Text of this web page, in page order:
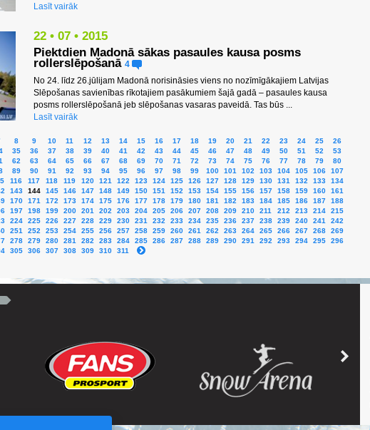
Lasīt vairāk
22 • 07 • 2015
Piektdien Madonā sākas pasaules kausa posms
rollerslēpošanā 4
No 24. līdz 26.jūlijam Madonā norisināsies viens no nozīmīgākajiem Latvijas
Slēpošanas savienības rīkotajiem pasākumiem šajā gadā – pasaules kausa
posms rollerslēpošanā jeb slēpošanas vasaras paveidā. Tas būs ...
Lasīt vairāk
8 9 10 11 12 13 14 15 16 17 18 19 20 21 22 23 24 25
26
35 36 37 38 39 40 41 42 43 44 45 46 47 48 49 50 51 52
53
62 63 64 65 66 67 68 69 70 71 72 73 74 75 76 77 78 79
80
89 90 91 92 93 94 95 96 97 98 99 100 101 102 103 104 105 106
107
116 117 118 119 120 121 122 123 124 125 126 127 128 129 130 131 132 133
134
143 144 145 146 147 148 149 150 151 152 153 154 155 156 157 158 159 160
161
170 171 172 173 174 175 176 177 178 179 180 181 182 183 184 185 186 187
188
197 198 199 200 201 202 203 204 205 206 207 208 209 210 211 212 213 214
215
224 225 226 227 228 229 230 231 232 233 234 235 236 237 238 239 240 241
242
251 252 253 254 255 256 257 258 259 260 261 262 263 264 265 266 267 268
269
278 279 280 281 282 283 284 285 286 287 288 289 290 291 292 293 294 295
296
305 306 307 308 309 310 311